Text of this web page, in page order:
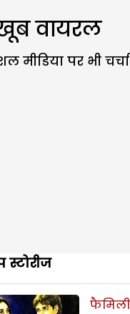
वायरल
पर भी
स्टोरीज
फैमिली